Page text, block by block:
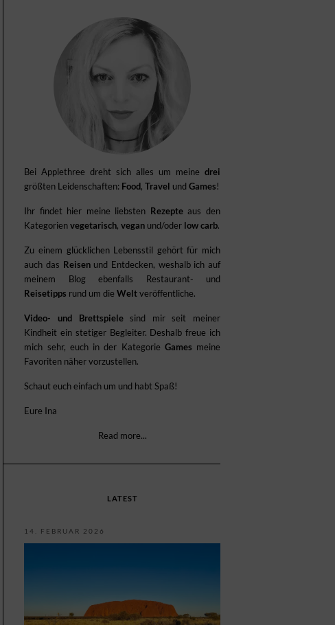
Bei Applethree dreht sich alles um meine drei
größten Leidenschaften: Food,Travel undGames!
Ihr findet hier meine liebsten Rezepteaus den
Kategorienvegetarisch,vegan und/oder low carb.
Zu einem glücklichen Lebensstil gehört für mich
auch das Reisenund Entdecken, weshalb ich auf
meinem Blog ebenfalls Restaurant- und
Reisetipps rund um dieWeltveröffentliche.
Video- und Brettspielesind mir seit meiner
Kindheit ein stetiger Begleiter. Deshalb freue ich
mich sehr, euch in der Kategorie Games meine
Favoriten näher vorzustellen.
Schaut euch einfach um und habt Spaß!
Eure Ina
Read more...
LATEST
14. FEBRUAR 2026